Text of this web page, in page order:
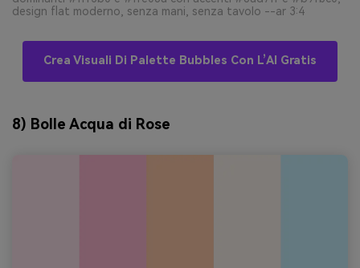
design flat moderno, senza mani, senza tavolo --ar 3:4
Crea Visuali Di Palette Bubbles Con L’AI Gratis
8) Bolle Acqua di Rose